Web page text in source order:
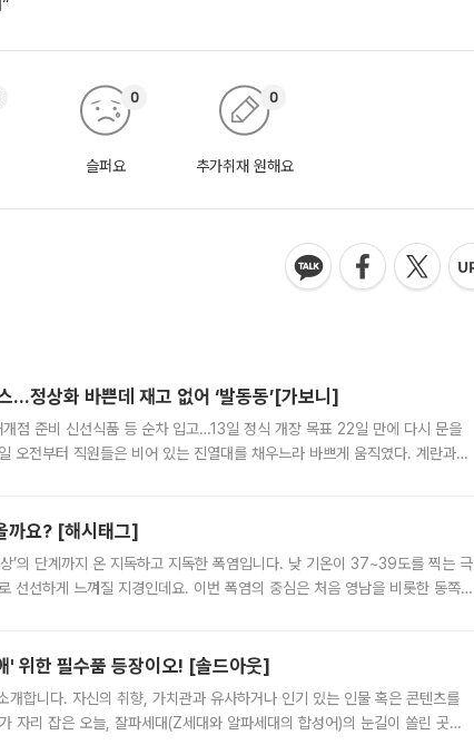
슬퍼요
0
추가취재 원해요
0
…정상화 바쁜데 재고 없어 ‘발동동’[가보니]
점 준비 신선식품 등 순차 입고…13일 정식 개장 목표 22일 만에 다시 문을
오전부터 직원들은 비어 있는 진열대를 채우느라 바쁘게 움직였다. 계란과
까요? [해시태그]
’의 단계까지 온 지독하고 지독한 폭염입니다. 낮 기온이 37~39도를 찍는 극
선선하게 느껴질 지경인데요. 이번 폭염의 중심은 처음 영남을 비롯한 동쪽
위한 필수품 등장이오! [솔드아웃]
개합니다. 자신의 취향, 가치관과 유사하거나 인기 있는 인물 혹은 콘텐츠를
자리 잡은 오늘, 잘파세대(Z세대와 알파세대의 합성어)의 눈길이 쏠린 곳은